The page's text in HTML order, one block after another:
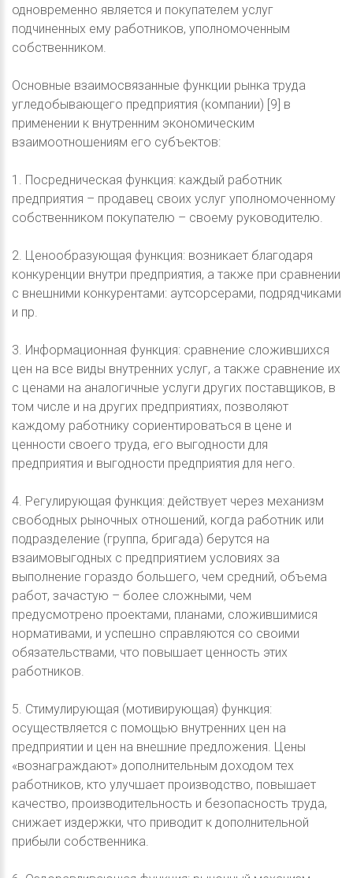
одновременно является и покупателем услуг
подчиненных ему работников, уполномоченным
собственником.
Основные взаимосвязанные функции рынка труда
угледобывающего предприятия (компании) [9] в
применении к внутренним экономическим
взаимоотношениям его субъектов:
1. Посредническая функция: каждый работник
предприятия – продавец своих услуг уполномоченному
собственником покупателю – своему руководителю.
2. Ценообразующая функция: возникает благодаря
конкуренции внутри предприятия, а также при сравнении
с внешними конкурентами: аутсорсерами, подрядчиками
и пр.
3. Информационная функция: сравнение сложившихся
цен на все виды внутренних услуг, а также сравнение их
с ценами на аналогичные услуги других поставщиков, в
том числе и на других предприятиях, позволяют
каждому работнику сориентироваться в цене и
ценности своего труда, его выгодности для
предприятия и выгодности предприятия для него.
4. Регулирующая функция: действует через механизм
свободных рыночных отношений, когда работник или
подразделение (группа, бригада) берутся на
взаимовыгодных с предприятием условиях за
выполнение гораздо большего, чем средний, объема
работ, зачастую – более сложными, чем
предусмотрено проектами, планами, сложившимися
нормативами, и успешно справляются со своими
обязательствами, что повышает ценность этих
работников.
5. Стимулирующая (мотивирующая) функция:
осуществляется с помощью внутренних цен на
предприятии и цен на внешние предложения. Цены
«вознаграждают» дополнительным доходом тех
работников, кто улучшает производство, повышает
качество, производительность и безопасность труда,
снижает издержки, что приводит к дополнительной
прибыли собственника.